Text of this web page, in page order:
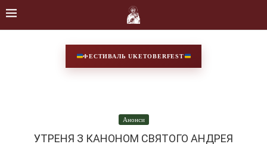
ФЕСТИВАЛЬ UKETOBERFEST
Анонси
УТРЕНЯ З КАНОНОМ СВЯТОГО АНДРЕЯ